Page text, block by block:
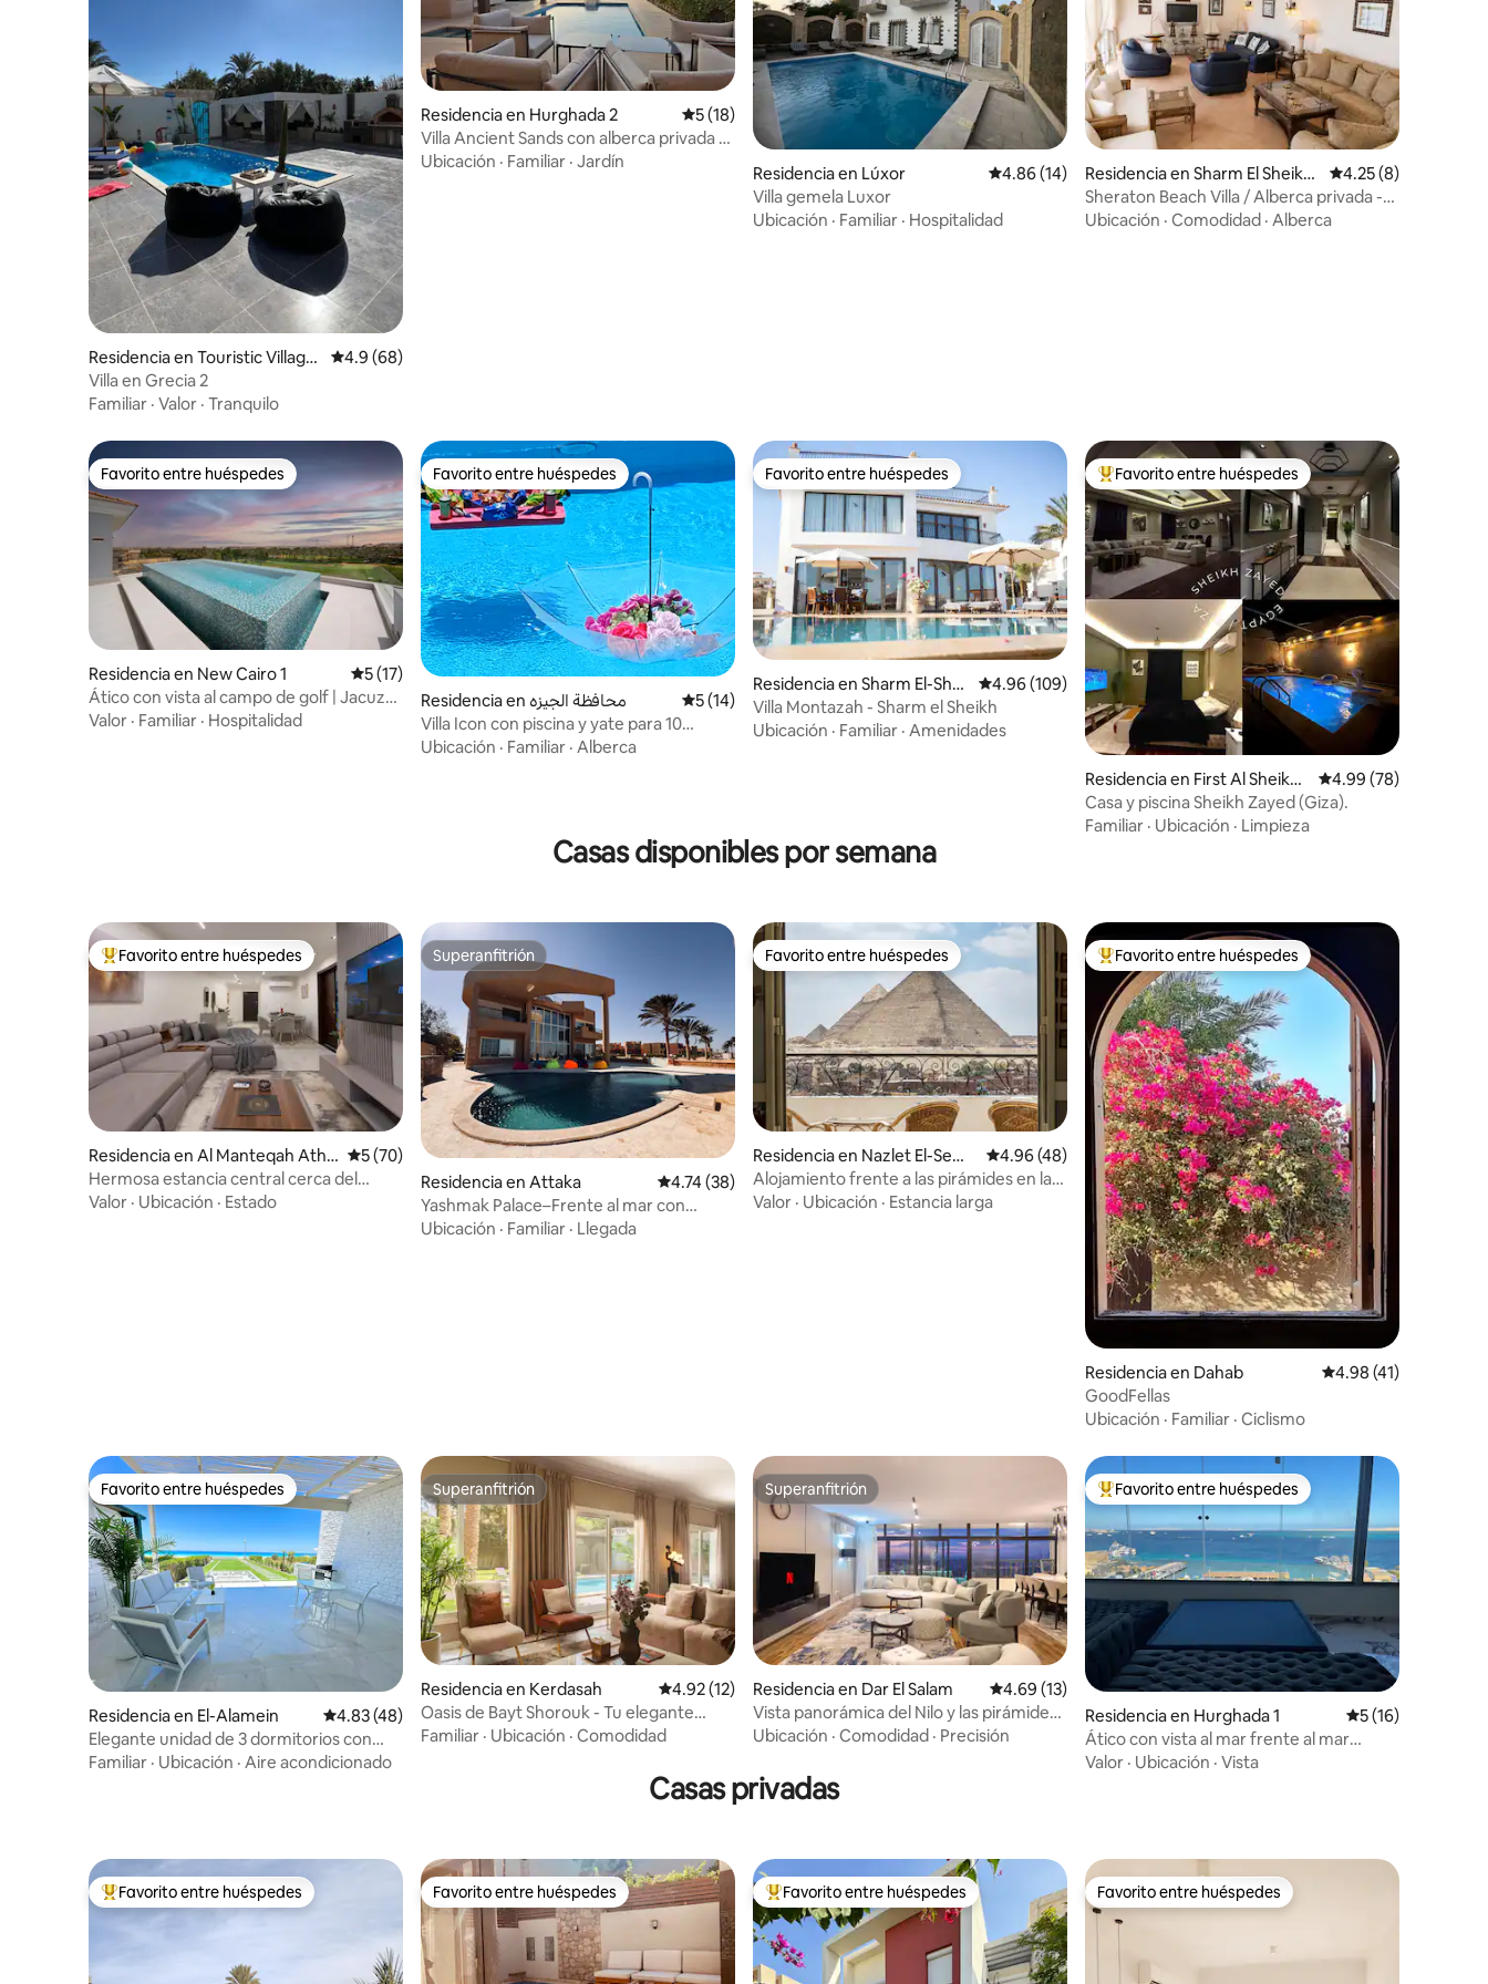
Residencia en Touristic Village
s
Calificación promedio: 4.9 de 5; 68 evaluaciones
4.9 (68)
Villa en Grecia 2
Familiar · Valor · Tranquilo
Residencia en Hurghada 2 Calificación promedio: 5 de 5; 18 evaluaciones
5 (18)
Villa Ancient Sands con alberca privada y
laguna
Ubicación · Familiar · Jardín
Residencia en Lúxor Calificación promedio: 4.86 de 5; 14 evaluaciones
4.86 (14)
Villa gemela Luxor
Ubicación · Familiar · Hospitalidad
Residencia en Sharm El Sheikh
1
Calificación
4.25 (8)
Sheraton Beach Villa / Alberca privada -
Por Sinaistays
Ubicación · Comodidad · Alberca
Favorito entre huéspedes
Favorito entre huéspedes
Residencia en New Cairo 1 Calificación promedio: 5 de 5; 17 evaluaciones
5 (17)
Ático con vista al campo de golf | Jacuzzi
en la azotea · 5 habitaciones ·
Valor · Familiar · Hospitalidad
Favorito entre huéspedes
Favorito entre huéspedes
Residencia en محافظة الجيزه Calificación promedio: 5 de 5; 14 evaluaciones
5 (14)
Villa Icon con piscina y yate para 10
noches a 2 minutos de GEM
Ubicación · Familiar · Alberca
Favorito entre huéspedes
Favorito entre huéspedes
Residencia en Sharm El-Shei
kh
Calificación promedio: 4.96 de 5; 109 evaluaciones
4.96 (109)
Villa Montazah - Sharm el Sheikh
Ubicación · Familiar · Amenidades
De los mejores en Favorito entre huéspedes
Favorito entre huéspedes
Residencia en First Al Sheikh
Zayed
Calificación
4.99 (78)
Casa y piscina Sheikh Zayed (Giza).
Familiar · Ubicación · Limpieza
Casas disponibles por semana
De los mejores en Favorito entre huéspedes
Favorito entre huéspedes
Residencia en Al Manteqah Ath
Thamenah
Calificación promedio: 5 de 5; 70 evaluaciones
5 (70)
Hermosa estancia central cerca del
aeropuerto
Valor · Ubicación · Estado
Superanfitrión
Superanfitrión
Residencia en Attaka Calificación promedio: 4.74 de 5; 38 evaluaciones
4.74 (38)
Yashmak Palace–Frente al mar con
piscina privada-Familias
Ubicación · Familiar · Llegada
Favorito entre huéspedes
Favorito entre huéspedes
Residencia en Nazlet El-Sem
man
Calificación promedio: 4.96 de 5; 48 evaluaciones
4.96 (48)
Alojamiento frente a las pirámides en la
antigua Guiza / Jacuzzi y desayuno
Valor · Ubicación · Estancia larga
De los mejores en Favorito entre huéspedes
Favorito entre huéspedes
Residencia en Dahab Calificación
4.98 (41)
GoodFellas
Ubicación · Familiar · Ciclismo
Favorito entre huéspedes
Favorito entre huéspedes
Residencia en El-Alamein Calificación promedio: 4.83 de 5; 48 evaluaciones
4.83 (48)
Elegante unidad de 3 dormitorios con
vistas al mar en Alamein
Familiar · Ubicación · Aire acondicionado
Superanfitrión
Superanfitrión
Residencia en Kerdasah Calificación promedio: 4.92 de 5; 12 evaluaciones
4.92 (12)
Oasis de Bayt Shorouk - Tu elegante
refugio verde - Nesty
Familiar · Ubicación · Comodidad
Superanfitrión
Superanfitrión
Residencia en Dar El Salam Calificación promedio: 4.69 de 5; 13 evaluaciones
4.69 (13)
Vista panorámica del Nilo y las pirámides
4BR – Maadi
Ubicación · Comodidad · Precisión
De los mejores en Favorito entre huéspedes
Favorito entre huéspedes
Residencia en Hurghada 1 Calificación
5 (16)
Ático con vista al mar frente al mar
centro de la ciudad 11
Valor · Ubicación · Vista
Casas privadas
De los mejores en Favorito entre huéspedes
Favorito entre huéspedes Favorito entre huéspedes
Favorito entre huéspedes De los mejores en Favorito entre huéspedes
Favorito entre huéspedes Favorito entre huéspedes
Favorito entre huéspedes